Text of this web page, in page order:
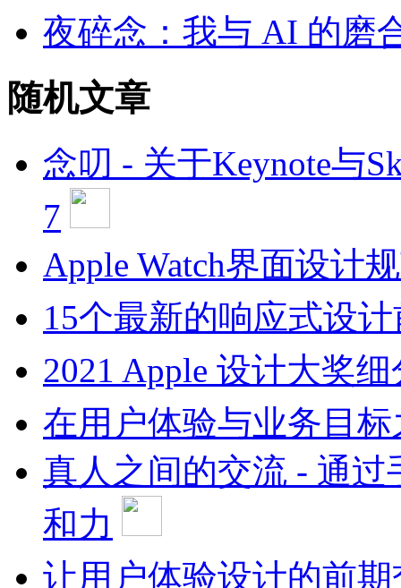
夜碎念：我与 AI 的磨
随机文章
念叨 - 关于Keynote与
7
Apple Watch界面设计
15个最新的响应式设
2021 Apple 设计大奖
在用户体验与业务目
真人之间的交流 - 通
和力
让用户体验设计的前